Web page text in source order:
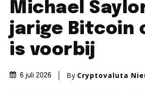
Michael
jarige Bitcoin
is voorbij
6 juli 2026 By Cryptovaluta